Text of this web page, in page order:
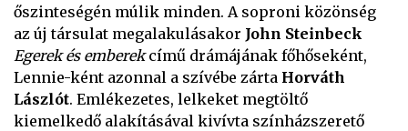
őszinteségén múlik minden. A soproni közönség
az új társulat megalakulásakor John Steinbeck
Egerek és emberekcímű drámájának főhőseként,
Lennie-ként azonnal a szívébe zárta Horváth
Lászlót. Emlékezetes, lelkeket megtöltő
kiemelkedő alakításával kivívta színházszerető